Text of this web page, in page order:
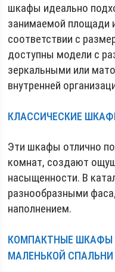
шкафы идеально
занимаемой площади
соответствии с
доступны модели с
зеркальными или
внутренней
КЛАССИЧЕСКИЕ
Эти шкафы отлично
комнат, создают
насыщенности. В
разнообразными
наполнением.
КОМПАКТНЫЕ ШКАФЫ
МАЛЕНЬКОЙ СПАЛЬНИ